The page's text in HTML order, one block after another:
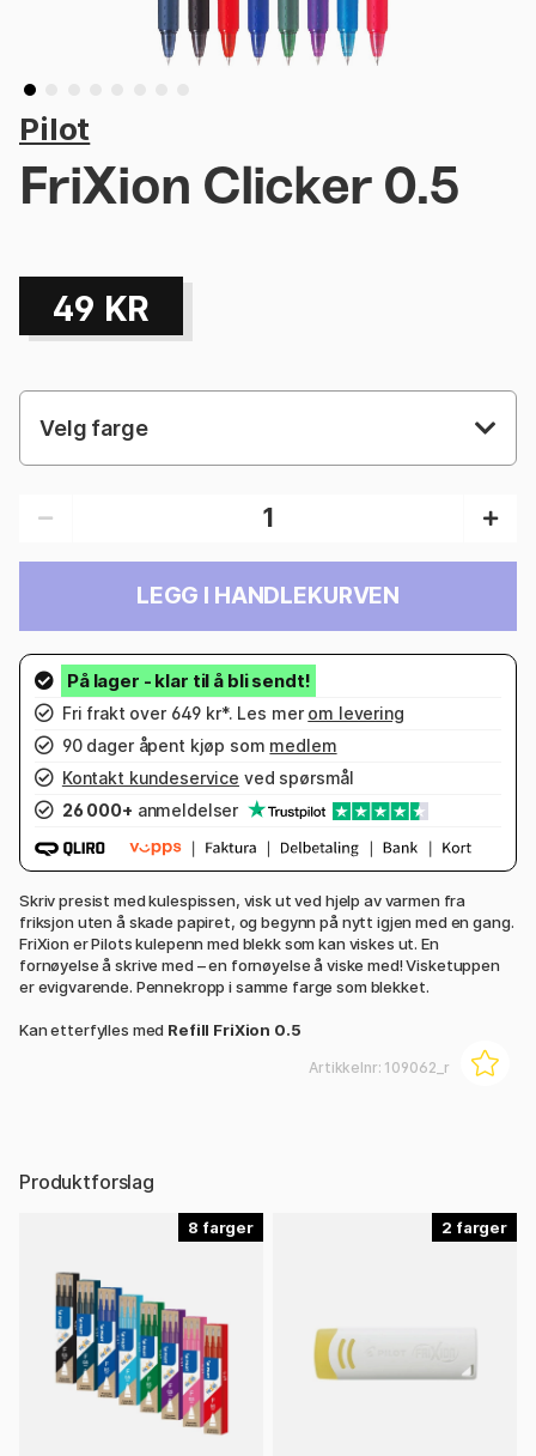
Pilot
FriXion Clicker 0.5
49 KR
Velg farge
LEGG I HANDLEKURVEN
Fri frakt over 649 kr*. Les mer om levering
90 dager åpent kjøp som medlem
Kontakt kundeservice ved spørsmål
26 000+ anmeldelser
Skriv presist med kulespissen, visk ut ved hjelp av varmen fra
friksjon uten å skade papiret, og begynn på nytt igjen med en gang.
FriXion er Pilots kulepenn med blekk som kan viskes ut. En
fornøyelse å skrive med – en fornøyelse å viske med! Visketuppen
er evigvarende. Pennekropp i samme farge som blekket.
Kan etterfylles med Refill FriXion 0.5
Artikkelnr: 109062_r
Produktforslag
8 2